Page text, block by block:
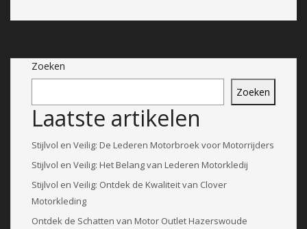
Zoeken
Zoeken
Laatste artikelen
Stijlvol en Veilig: De Lederen Motorbroek voor Motorrijders
Stijlvol en Veilig: Het Belang van Lederen Motorkledij
Stijlvol en Veilig: Ontdek de Kwaliteit van Clover
Motorkleding
Ontdek de Schatten van Motor Outlet Hazerswoude